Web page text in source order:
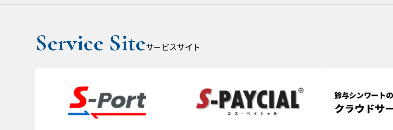
サービスサイト
ターゲティング Cookie
常に機能させる目的を中心に使われ